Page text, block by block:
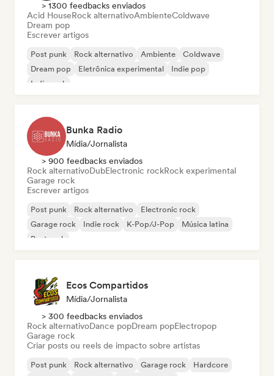
> 1300 feedbacks enviados
Acid HouseRock alternativoAmbienteColdwave
Dream pop
Escrever artigos
Post punk Rock alternativo Ambiente
Coldwave
Dream pop
Eletrônica experimental
Indie pop
Indie rock
Bunka Radio
Mídia/Jornalista
> 900 feedbacks enviados
Rock alternativoDubElectronic rockRock experimental
Garage rock
Escrever artigos
Post punk Rock alternativo
Electronic rock
Garage rock
Indie rock K-Pop/J-Pop
Música latina
Post rock
Ecos Compartidos
Mídia/Jornalista
> 300 feedbacks enviados
Rock alternativoDance popDream popElectropop
Garage rock
Criar posts ou reels de impacto sobre artistas
Post punk Rock alternativo Garage rock
Hardcore